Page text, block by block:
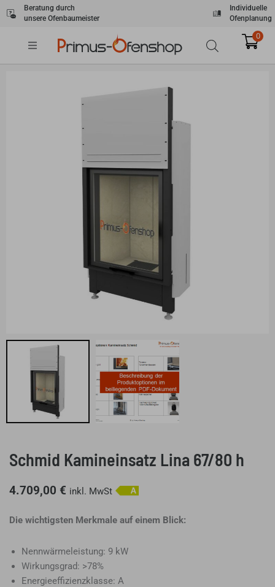
Zum
Inhalt
Beratung durch
unsere Ofenbaumeister
Individuelle
Ofenplanung
0
Schmid Kamineinsatz Lina 67/80 h
4.709,00 € inkl. MwSt
Die wichtigsten Merkmale auf einem Blick:
Nennwärmeleistung: 9 kW
Wirkungsgrad: >78%
Energieeffizienzklasse: A